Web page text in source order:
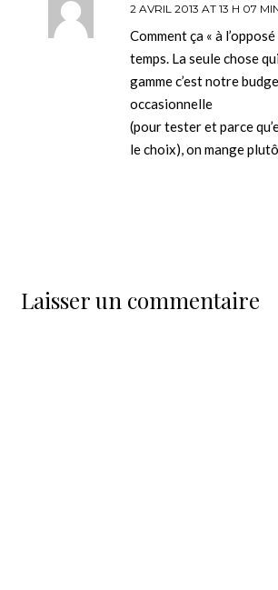
2 AVRIL 2013 AT 13 H 07
Comment ça « à
temps. La seule chose
gamme c’est notre
occasionnelle
(pour tester et parce
le choix), on mange
Laisser un commentaire